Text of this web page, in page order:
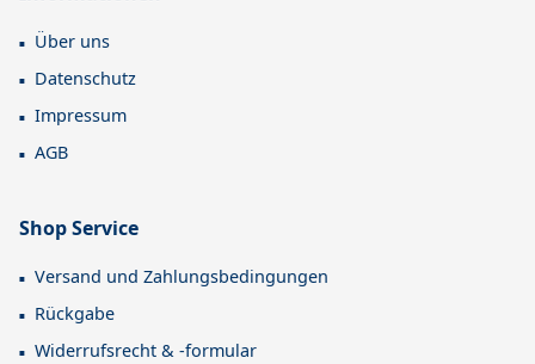
Über uns
Datenschutz
Impressum
AGB
Shop Service
Versand und Zahlungsbedingungen
Rückgabe
Widerrufsrecht & -formular